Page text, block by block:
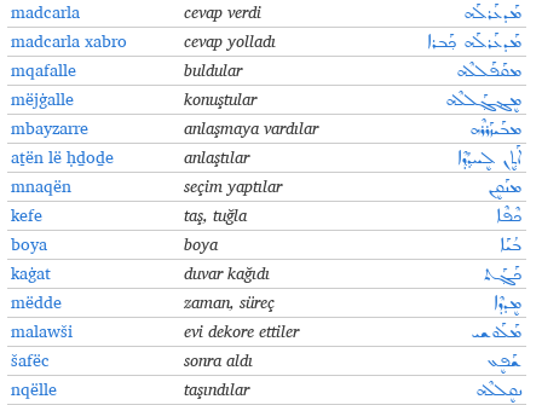
madcarla cevap verdi ܡܰܕܥܰܪܠܰܗ
madcarla xabro cevap yolladı ܡܰܕܥܰܪܠܰܗ ܟ݂ܰܒܪܐ
mqafalle buldular ܡܩܰܦܰܠܠܶܗ
mëjġalle konuştular ܡܷܔܓ݂ܰܠܠܶܗ
mbayzarre anlaşmaya vardılar ܡܒܰܝܙܰܪܪܶܗ
aṯën lë ḥḏoḏe anlaştılar ܐܰܬ݂ܷܢ ܠܷܚܕ݂ܳܕ݂ܶܐ
mnaqën seçim yaptılar ܡܢܰܩܷܢ
kefe taş, tuğla ܟܶܦܶܐ
boya boya ܒܳܝܰܐ
kaġat duvar kağıdı ܟܰܓ݂ܰܬ
mëdde zaman, süreç ܡܷܕܕܶܐ
malawši evi dekore ettiler ܡܰܠܰܘܫܝ
šafëc sonra aldı ܫܰܦܷܥ
nqëlle taşındılar ܢܩܷܠܠܶܗ